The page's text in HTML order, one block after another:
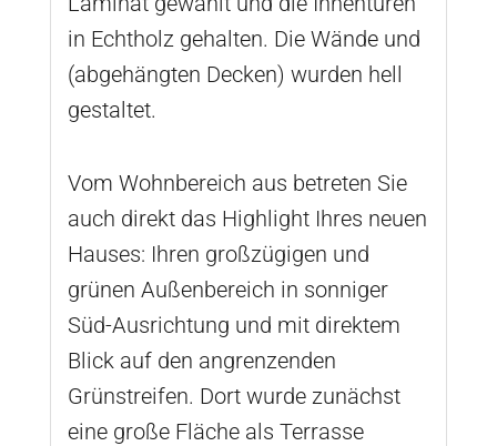
in Echtholz gehalten. Die Wände und
(abgehängten Decken) wurden hell
gestaltet.
Vom Wohnbereich aus betreten Sie
auch direkt das Highlight Ihres neuen
Hauses: Ihren großzügigen und
grünen Außenbereich in sonniger
Süd-Ausrichtung und mit direktem
Blick auf den angrenzenden
Grünstreifen. Dort wurde zunächst
eine große Fläche als Terrasse